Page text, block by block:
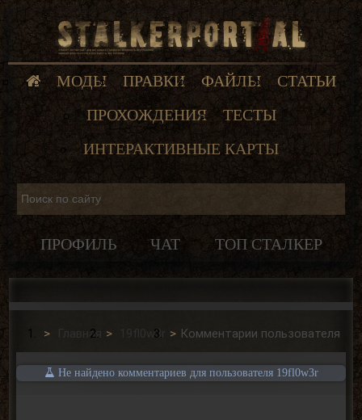
МОДЫ ПРАВКИ ФАЙЛЫ
СТАТЬИ
ПРОХОЖДЕНИЯ
ТЕСТЫ
ИНТЕРАКТИВНЫЕ КАРТЫ
ПРОФИЛЬ ЧАТ ТОП СТАЛКЕР
Главная 19fl0w3r Комментарии пользователя
Не найдено комментариев для пользователя 19fl0w3r